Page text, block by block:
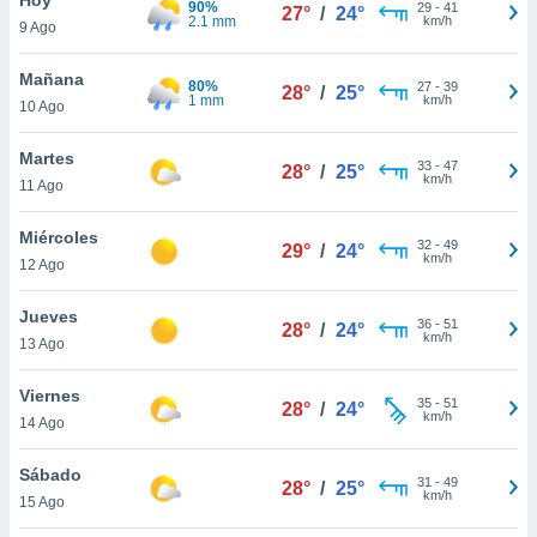
en
más
nuestra
de
cookies
aceptar
9 Ago
90%
2.1 mm
27° / 24° 29- 41
km/h
Mañana
10 Ago
80%
1 mm
28° / 25° 27- 39
km/h
Martes
11 Ago
28° / 25° 33- 47
km/h
Miércoles
12 Ago
29° / 24° 32- 49
km/h
Jueves
13 Ago
28° / 24° 36- 51
km/h
Viernes
14 Ago
28° / 24° 35- 51
km/h
Sábado
15 Ago
28° / 25° 31 - 49
km/h